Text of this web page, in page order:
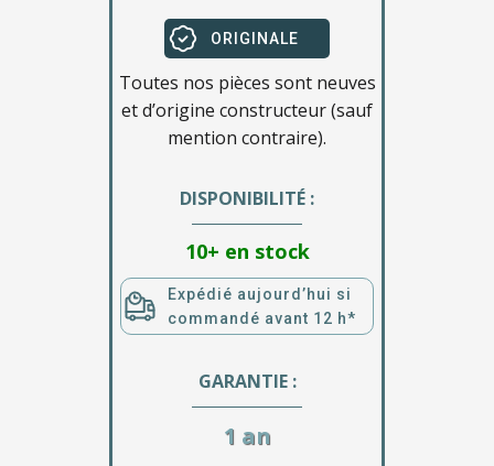
ORIGINALE
Toutes nos pièces sont neuves
et d’origine constructeur (sauf
mention contraire).
DISPONIBILITÉ :
10+ en stock
Expédié aujourd’hui si
commandé avant 12 h*
GARANTIE :
1 an